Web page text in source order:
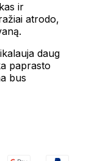
ir
atrodo,
daug
paprasto
bus